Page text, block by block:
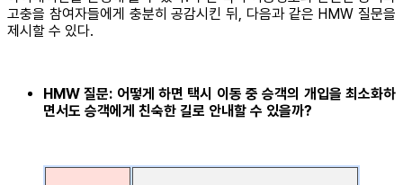
고충을 참여자들에게 충분히 공감시킨 뒤, 다음과 같은 HMW 질문을
제시할 수 있다.
HMW 질문: 어떻게 하면 택시 이동 중 승객의 개입을 최소화하
면서도 승객에게 친숙한 길로 안내할 수 있을까?